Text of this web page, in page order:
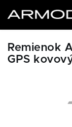
Remienok
GPS